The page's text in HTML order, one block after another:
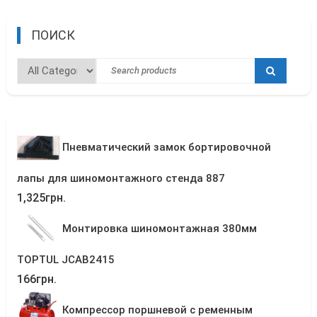
ПОИСК
Пневматический замок бортировочной
лапы для шиномонтажного стенда 887
1,325грн.
Монтировка шиномонтажная 380мм
TOPTUL JCAB2415
166грн.
Компрессор поршневой с ременным